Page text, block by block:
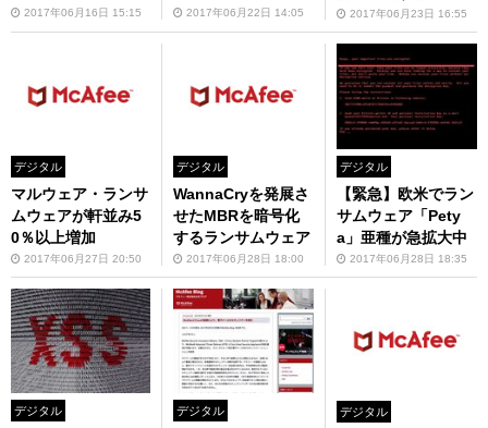
2017年06月16日 15:15 2017年06月22日 14:05 2017年06月23日 16:55
デジタル
マルウェア・ランサ
ムウェアが軒並み5
0％以上増加
2017年06月27日 20:50
デジタル
WannaCryを発展さ
せたMBRを暗号化
するランサムウェア
2017年06月28日 18:00
デジタル
【緊急】欧米でラン
サムウェア「Pety
a」亜種が急拡大中
2017年06月28日 18:35
デジタル デジタル デジタル